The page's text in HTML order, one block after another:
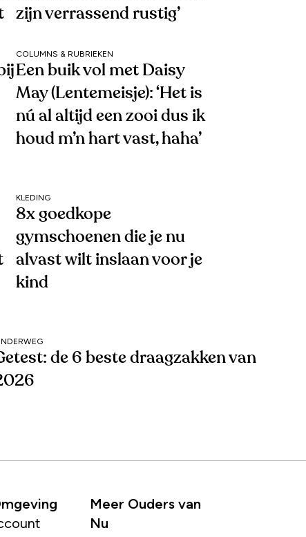
zijn verrassend rustig’
COLUMNS & RUBRIEKEN
Een buik vol met Daisy
May (Lentemeisje): ‘Het is
nú al altijd een zooi dus ik
houd m’n hart vast, haha’
KLEDING
8x goedkope
gymschoenen die je nu
alvast wilt inslaan voor je
kind
de 6 beste draagzakken van
Meer Ouders van
Nu